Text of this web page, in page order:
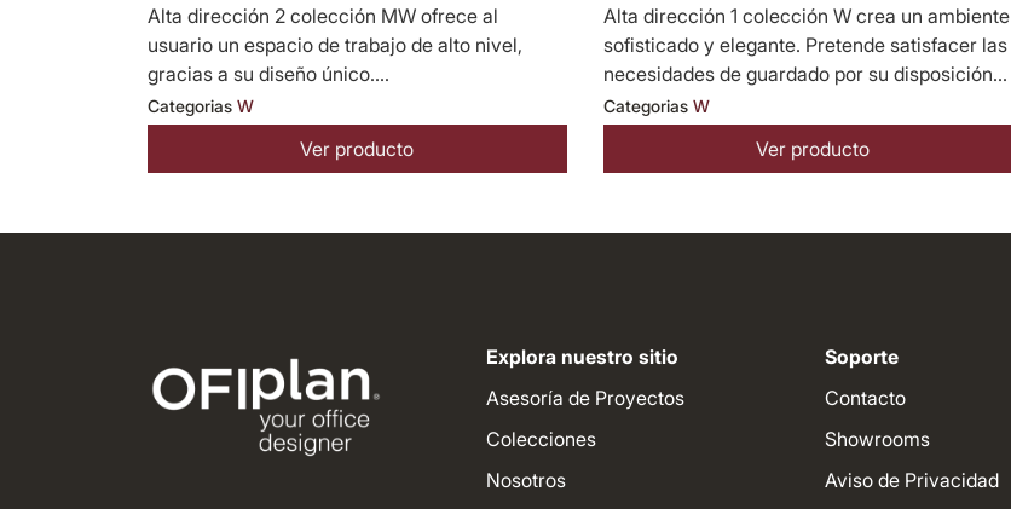
Alta dirección 2 colección MW ofrece al
usuario un espacio de trabajo de alto nivel,
gracias a su diseño único....
Categorias W
Ver producto
Alta dirección 1 colección W crea un ambiente
sofisticado y elegante. Pretende satisfacer las
necesidades de guardado por su disposición...
Categorias W
Ver producto
Explora nuestro sitio
Asesoría de Proyectos
Colecciones
Nosotros
Soporte
Contacto
Showrooms
Aviso de Privacidad